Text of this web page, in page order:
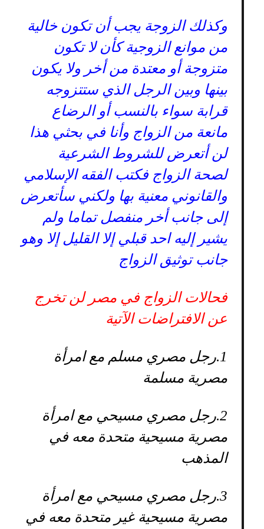
وكذلك الزوجة يجب أن تكون خالية
من موانع الزوجية كأن لا تكون
متزوجة أو معتدة من أخر ولا يكون
بينها وبين الرجل الذي ستتزوجه
قرابة سواء بالنسب أو الرضاع
مانعة من الزواج وأنا في بحثي هذا
لن أتعرض للشروط الشرعية
لصحة الزواج فكتب الفقه الإسلامي
والقانوني معنية بها ولكني سأتعرض
إلى جانب أخر منفصل تماما ولم
يشير إليه احد قبلي إلا القليل إلا وهو
جانب توثيق الزواج
فحالات الزواج في مصر لن تخرج
عن الافتراضات الآتية
1. رجل مصري مسلم مع امرأة
مصرية مسلمة
2. رجل مصري مسيحي مع امرأة
مصرية مسيحية متحدة معه في
المذهب
3. رجل مصري مسيحي مع امرأة
مصرية مسيحية غير متحدة معه في